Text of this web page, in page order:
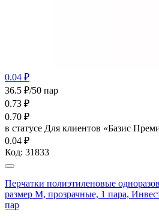
0.04 ₽
36.5 ₽/50 пар
0.73 ₽
0.70 ₽
в статусе Для клиентов «Базис
0.04 ₽
Код: 31833
Перчатки полиэтиленовые
размер M, прозрачные, 1 пара,
пар